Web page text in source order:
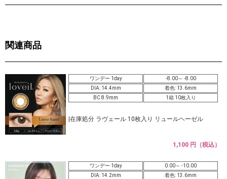
関連商品
ワンデー 1day
-8.00～ -8.00
DIA: 14.4mm
着色: 13.6mm
BC 8.9mm
1箱 10枚入り
|在庫処分 ラヴェール 10枚入り リュールヘーゼル
1,100 円（税込）
ワンデー 1day
0.00～ -10.00
DIA: 14.2mm
着色: 13.6mm